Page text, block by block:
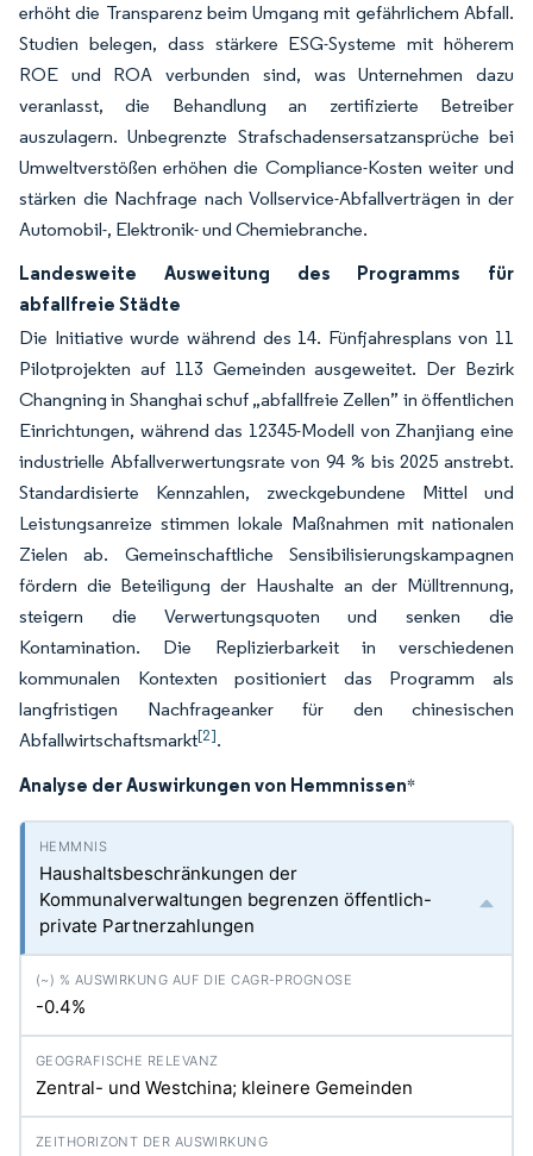
erhöht die Transparenz beim Umgang mit gefährlichem Abfall.
Studien belegen, dass stärkere ESG-Systeme mit höherem
ROE und ROA verbunden sind, was Unternehmen dazu
veranlasst, die Behandlung an zertifizierte Betreiber
auszulagern. Unbegrenzte Strafschadensersatzansprüche bei
Umweltverstößen erhöhen die Compliance-Kosten weiter und
stärken die Nachfrage nach Vollservice-Abfallverträgen in der
Automobil-, Elektronik- und Chemiebranche.
Landesweite Ausweitung des Programms für
abfallfreie Städte
Die Initiative wurde während des 14. Fünfjahresplans von 11
Pilotprojekten auf 113 Gemeinden ausgeweitet. Der Bezirk
Changning in Shanghai schuf „abfallfreie Zellen” in öffentlichen
Einrichtungen, während das 12345-Modell von Zhanjiang eine
industrielle Abfallverwertungsrate von 94 % bis 2025 anstrebt.
Standardisierte Kennzahlen, zweckgebundene Mittel und
Leistungsanreize stimmen lokale Maßnahmen mit nationalen
Zielen ab. Gemeinschaftliche Sensibilisierungskampagnen
fördern die Beteiligung der Haushalte an der Mülltrennung,
steigern die Verwertungsquoten und senken die
Kontamination. Die Replizierbarkeit in verschiedenen
kommunalen Kontexten positioniert das Programm als
langfristigen Nachfrageanker für den chinesischen
Abfallwirtschaftsmarkt[2].
Analyse der Auswirkungen von Hemmnissen*
Haushaltsbeschränkungen der
Kommunalverwaltungen begrenzen öffentlich-
private Partnerzahlungen
-0.4%
Zentral- und Westchina; kleinere Gemeinden